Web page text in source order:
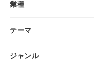
業種
テーマ
ジャンル